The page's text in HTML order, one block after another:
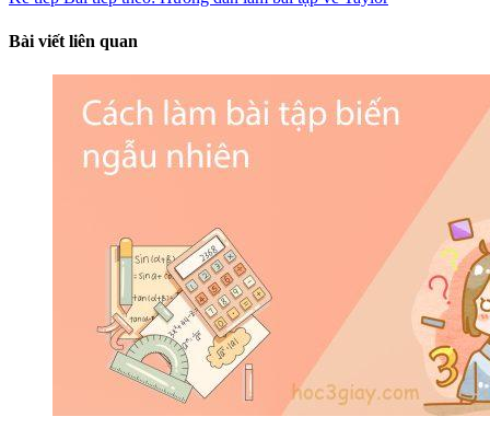
Bài viết liên quan